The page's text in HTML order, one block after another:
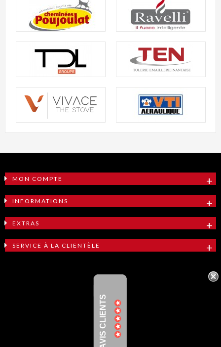
MON COMPTE
INFORMATIONS
EXTRAS
SERVICE À LA CLIENTÈLE
AVIS CLIENTS